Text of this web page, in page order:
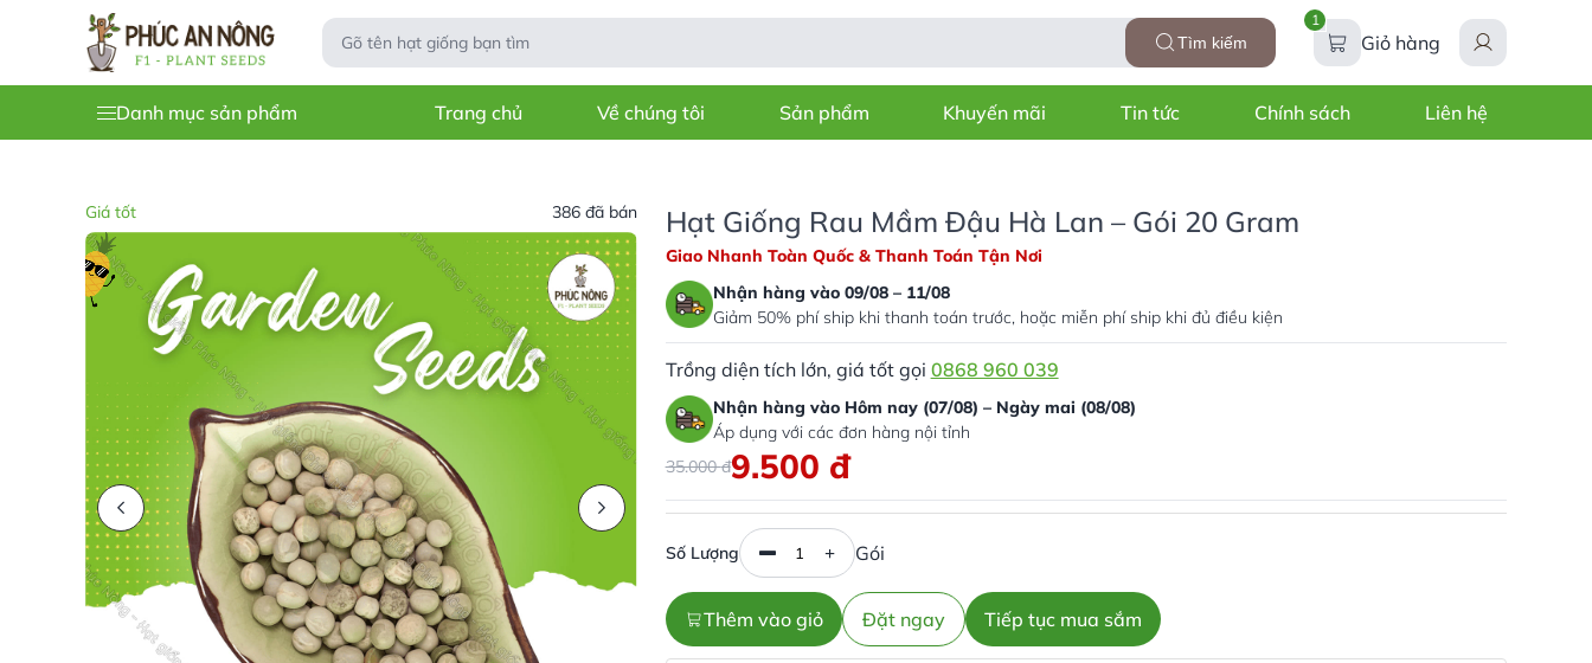
Tìm kiếm
1
Giỏ hàng
Danh mục sản phẩm Trang chủ Về chúng tôi Sản phẩm Khuyến mãi Tin tức Chính sách Liên hệ
Giá tốt 386 đã bán Hạt Giống Rau Mầm Đậu Hà Lan – Gói 20 Gram
Giao Nhanh Toàn Quốc & Thanh Toán Tận Nơi
Nhận hàng vào 09/08 – 11/08
Giảm 50% phí ship khi thanh toán trước, hoặc miễn phí ship khi đủ điều kiện
Trồng diện tích lớn, giá tốt gọi 0868 960 039
Nhận hàng vào Hôm nay (07/08) – Ngày mai (08/08)
Áp dụng với các đơn hàng nội tỉnh
35.000đ9.500 đ
Số Lượng Gói
Thêm vào giỏ Đặt ngay Tiếp tục mua sắm